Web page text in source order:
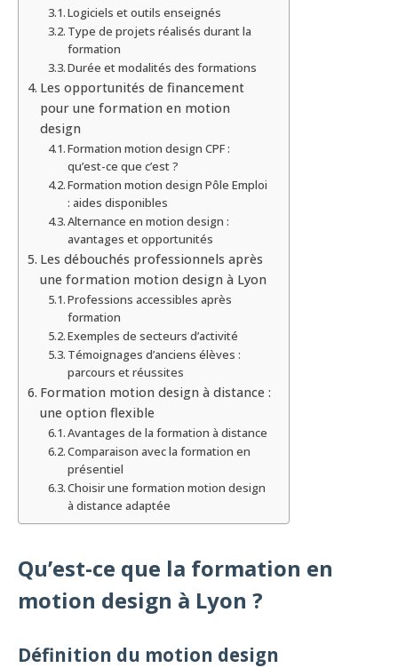
Logiciels et outils enseignés
Type de projets réalisés durant la
formation
Durée et modalités des formations
Les opportunités de financement
pour une formation en motion
design
Formation motion design CPF :
qu’est-ce que c’est ?
Formation motion design Pôle Emploi
: aides disponibles
Alternance en motion design :
avantages et opportunités
Les débouchés professionnels après
une formation motion design à Lyon
Professions accessibles après
formation
Exemples de secteurs d’activité
Témoignages d’anciens élèves :
parcours et réussites
Formation motion design à distance :
une option flexible
Avantages de la formation à distance
Comparaison avec la formation en
présentiel
Choisir une formation motion design
à distance adaptée
Qu’est-ce que la formation en
motion design à Lyon ?
Définition du motion design